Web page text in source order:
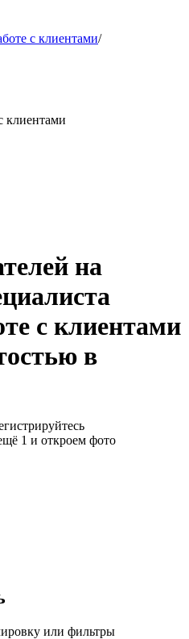
с клиентами/
клиентами
на
с клиентами
в
1 и откроем фото
или фильтры